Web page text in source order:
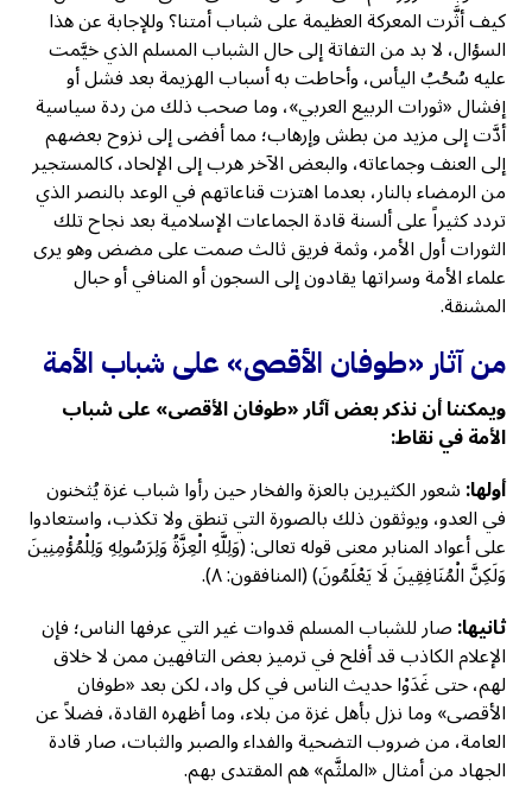
كيف أثَّرت المعركة العظيمة على شباب أمتنا؟ وللإجابة عن هذا
السؤال، لا بد من التفاتة إلى حال الشباب المسلم الذي خيَّمت
عليه سُحُبُ اليأس، وأحاطت به أسباب الهزيمة بعد فشل أو
إفشال «ثورات الربيع العربي»، وما صحب ذلك من ردة سياسية
أدَّت إلى مزيد من بطش وإرهاب؛ مما أفضى إلى نزوح بعضهم
إلى العنف وجماعاته، والبعض الآخر هرب إلى الإلحاد، كالمستجير
من الرمضاء بالنار، بعدما اهتزت قناعاتهم في الوعد بالنصر الذي
تردد كثيراً على ألسنة قادة الجماعات الإسلامية بعد نجاح تلك
الثورات أول الأمر، وثمة فريق ثالث صمت على مضض وهو يرى
علماء الأمة وسراتها يقادون إلى السجون أو المنافي أو حبال
المشنقة.
من آثار «طوفان الأقصى» على شباب الأمة
ويمكننا أن نذكر بعض آثار «طوفان الأقصى» على شباب
الأمة في نقاط:
أولها:شعور الكثيرين بالعزة والفخار حين رأوا شباب غزة يُثخنون
في العدو، ويوثقون ذلك بالصورة التي تنطق ولا تكذب، واستعادوا
على أعواد المنابر معنى قوله تعالى: (وَلِلَّهِ الْعِزَّةُ وَلِرَسُولِهِ وَلِلْمُؤْمِنِينَ
وَلَكِنَّ الْمُنَافِقِينَ لَا يَعْلَمُونَ) (المنافقون: ٨).
ثانيها:صار للشباب المسلم قدوات غير التي عرفها الناس؛ فإن
الإعلام الكاذب قد أفلح في ترميز بعض التافهين ممن لا خلاق
لهم، حتى غَدَوْا حديث الناس في كل واد، لكن بعد «طوفان
الأقصى» وما نزل بأهل غزة من بلاء، وما أظهره القادة، فضلاً عن
العامة، من ضروب التضحية والفداء والصبر والثبات، صار قادة
الجهاد من أمثال «الملثَّم» هم المقتدى بهم.